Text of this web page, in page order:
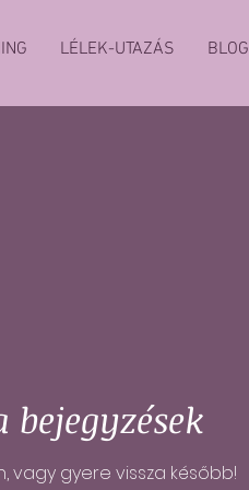
LÉLEK-UTAZÁS BLOG
gyere vissza később!